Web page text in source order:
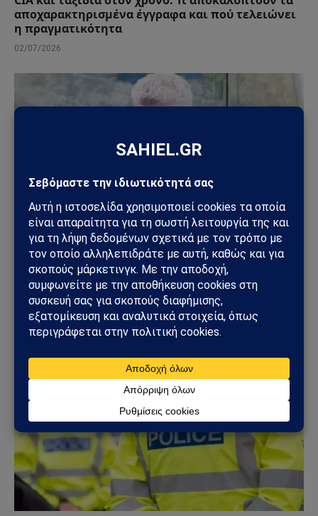
αποχαρακτηρισμένα έγγραφα και πού τελειώνει
η πραγματικότητα
02/07/2026
ΕΘΝΙΚΆ
Μάζης: «Ο άξονας Ελλάδα – Κρήτη – Κύπρος είναι
το μεγάλο γεωπολιτικό όπλο του Ελληνισμού»
(Βίντεο)
18/06/2026